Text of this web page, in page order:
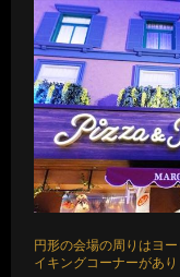
円形の会場の周りはヨ
イキングコーナーがあり